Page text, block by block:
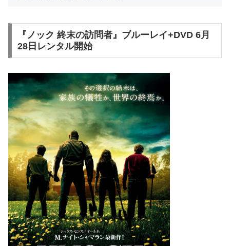
『ノック 終末の訪問者』ブルーレイ+DVD 6⽉
28⽇レンタル開始